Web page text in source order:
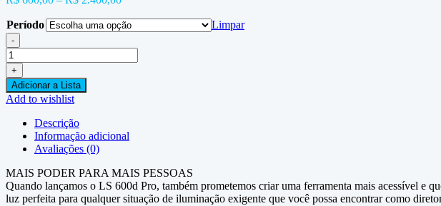
Período Limpar
-
Aputure
600d
quantidade
+
Adicionar a Lista
Add to wishlist
Descrição
Informação adicional
Avaliações (0)
MAIS PODER PARA MAIS PESSOAS
Quando lançamos o LS 600d Pro, também prometemos criar uma ferramenta mais acessível e
luz perfeita para qualquer situação de iluminação exigente que você possa encontrar como